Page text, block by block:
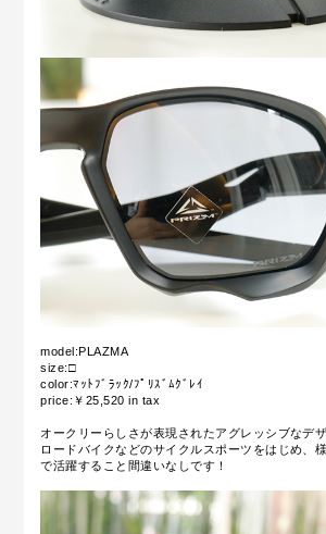
model:PLAZMA
size:□
color:ﾏｯﾄﾌﾞﾗｯｸ/ﾌﾟﾘｽﾞﾑｸﾞﾚｲ
price:￥25,520 in tax
オークリーらしさが表現されたアグレッシブなデザ
ロードバイクなどのサイクルスポーツをはじめ、
で活躍すること間違いなしです！